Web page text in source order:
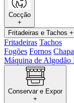
Cocção
+
Fritadeiras e Tachos +
Fritadeiras Tachos
Fogões Fornos
Máquina de Algodão
Conservar e Expor
+